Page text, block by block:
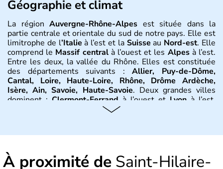
Géographie et climat
La région Auvergne-Rhône-Alpes est située dans la
partie centrale et orientale du sud de notre pays. Elle est
limitrophe de l’Italie à l’est et la Suisse au Nord-est. Elle
comprend le Massif centralà l’ouest et les Alpesà l’est.
Entre les deux, la vallée du Rhône. Elles est constituée
des départements suivants :Allier, Puy-de-Dôme,
Cantal, Loire, Haute-Loire, Rhône, Drôme Ardèche,
Isère, Ain, Savoie, Haute-Savoie. Deux grandes villes
dominent : Clermont-Ferrand à l’ouest et Lyon à l’est.
D’autres villes ont une réelle importance dans la région
exemple. La région est bordée au Nord-Est par le climat
Sud-Est par le climat méditerranéen.
À proximité de Saint-Hilaire-